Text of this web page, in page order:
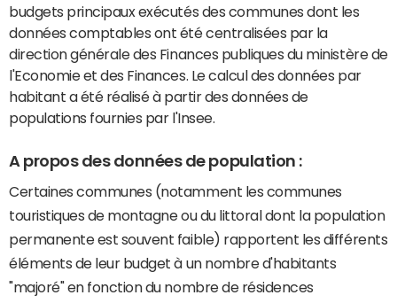
budgets principaux exécutés des communes dont les
données comptables ont été centralisées par la
direction générale des Finances publiques du ministère de
l'Economie et des Finances. Le calcul des données par
habitant a été réalisé à partir des données de
populations fournies par l'Insee.
A propos des données de population :
Certaines communes (notamment les communes
touristiques de montagne ou du littoral dont la population
permanente est souvent faible) rapportent les différents
éléments de leur budget à un nombre d'habitants
"majoré" en fonction du nombre de résidences